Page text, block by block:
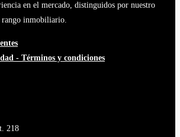
en el mercado, distinguidos por nuestro
rango inmobiliario.
- Términos y condiciones
218